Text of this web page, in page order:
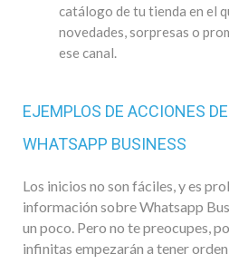
catálogo de tu tienda en el
novedades, sorpresas o
ese canal.
EJEMPLOS DE ACCIONES
WHATSAPP BUSINESS
Los inicios no son fáciles, y es
información sobre Whatsapp
un poco. Pero no te preocupes,
infinitas empezarán a tener